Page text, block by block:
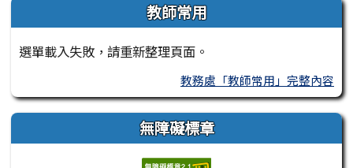
教師常用
選單載入失敗，請重新整理頁面。
教務處「教師常用」完整內容
無障礙標章